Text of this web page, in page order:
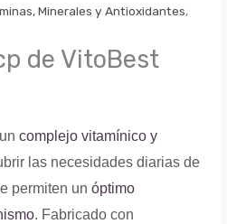
Minerales y Antioxidantes,
de VitoBest
complejo vitamínico y
las necesidades diarias de
permiten unóptimo
. Fabricado con